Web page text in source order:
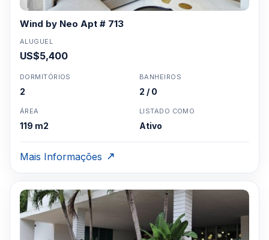
Wind by Neo Apt # 713
ALUGUEL
US$5,400
DORMITÓRIOS
2
BANHEIROS
2 / 0
ÁREA
119 m2
LISTADO COMO
Ativo
Mais Informações